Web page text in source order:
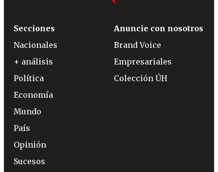
Secciones
Nacionales
+ análisis
Política
Economía
Mundo
País
Opinión
Sucesos
Anuncie con nosotros
Brand Voice
Empresariales
Colección ÚH